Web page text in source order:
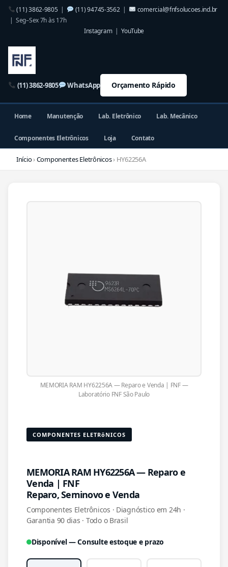
(11) 3862-9805| (11) 94745-3562|
comercial@fnfsolucoes.ind.br
| Seg–Sex 7h às 17h
Instagram|YouTube
(11) 3862-9805 WhatsApp Orçamento Rápido
Home Manutenção Lab. Eletrônico Lab. Mecânico
Componentes Eletrônicos Loja Contato
Início›Componentes Eletrônicos› HY62256A
MEMORIA RAM HY62256A — Reparo e Venda | FNF —
Laboratório FNF São Paulo
COMPONENTES ELETRôNICOS
MEMORIA RAM HY62256A — Reparo e
Venda | FNF
Reparo, Seminovo e Venda
Componentes Eletrônicos · Diagnóstico em 24h ·
Garantia 90 dias · Todo o Brasil
Disponível — Consulte estoque e prazo